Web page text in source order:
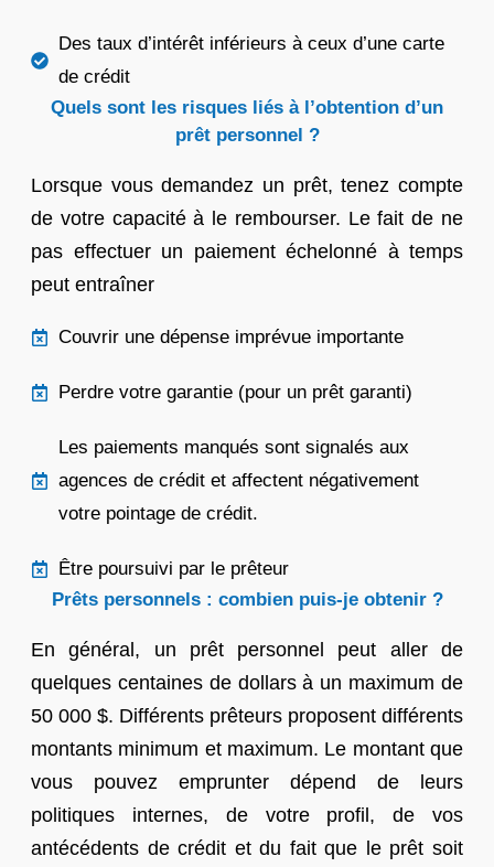
Des taux d’intérêt inférieurs à ceux d’une carte
de crédit
Quels sont les risques liés à l’obtention d’un
prêt personnel ?
Lorsque vous demandez un prêt, tenez compte
de votre capacité à le rembourser. Le fait de ne
pas effectuer un paiement échelonné à temps
peut entraîner
Couvrir une dépense imprévue importante
Perdre votre garantie (pour un prêt garanti)
Les paiements manqués sont signalés aux
agences de crédit et affectent négativement
votre pointage de crédit.
Être poursuivi par le prêteur
Prêts personnels : combien puis-je obtenir ?
En général, un prêt personnel peut aller de
quelques centaines de dollars à un maximum de
50 000 $. Différents prêteurs proposent différents
montants minimum et maximum. Le montant que
vous pouvez emprunter dépend de leurs
politiques internes, de votre profil, de vos
antécédents de crédit et du fait que le prêt soit